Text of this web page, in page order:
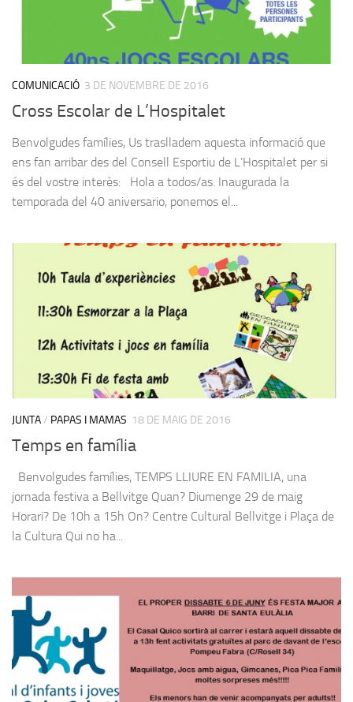
COMUNICACIÓ 3 DE NOVEMBRE DE 2016
Cross Escolar de L’Hospitalet
Benvolgudes famílies, Us traslladem aquesta informació que
ens fan arribar des del Consell Esportiu de L’Hospitalet per si
és del vostre interès: Hola a todos/as. Inaugurada la
temporada del 40 aniversario, ponemos el...
JUNTA/ PAPAS I MAMAS 18 DE MAIG DE 2016
Temps en família
Benvolgudes famílies, TEMPS LLIURE EN FAMILIA, una
jornada festiva a Bellvitge Quan? Diumenge 29 de maig
Horari? De 10h a 15h On? Centre Cultural Bellvitge i Plaça de
la Cultura Qui no ha...